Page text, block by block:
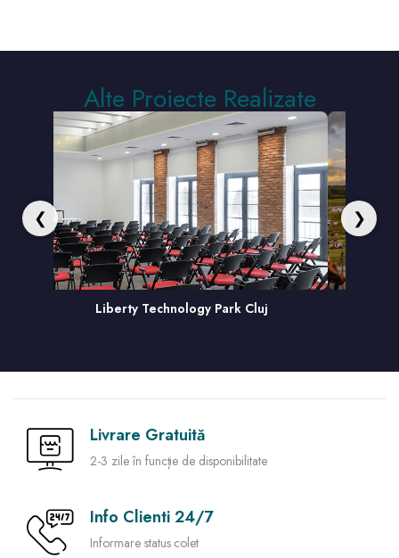
Alte Proiecte Realizate
❮
Liberty Technology Park Cluj
❯
Livrare Gratuită
2-3 zile în funcție de disponibilitate
Info Clienti 24/7
Informare status colet